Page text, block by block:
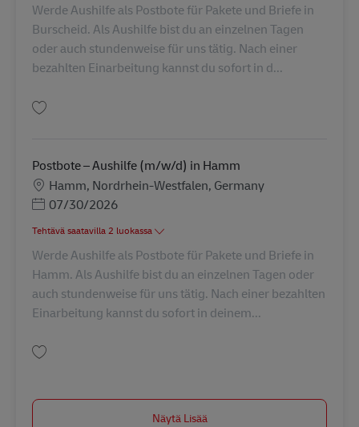
Werde Aushilfe als Postbote für Pakete und Briefe in
Burscheid. Als Aushilfe bist du an einzelnen Tagen
oder auch stundenweise für uns tätig. Nach einer
bezahlten Einarbeitung kannst du sofort in d...
Postbote – Aushilfe (m/w/d) in Hamm
SijaintiHamm, Nordrhein-Westfalen, Germany
Posted Date
07/30/2026
Tehtävä saatavilla 2 luokassa
Werde Aushilfe als Postbote für Pakete und Briefe in
Hamm. Als Aushilfe bist du an einzelnen Tagen oder
auch stundenweise für uns tätig. Nach einer bezahlten
Einarbeitung kannst du sofort in deinem...
Näytä Lisää